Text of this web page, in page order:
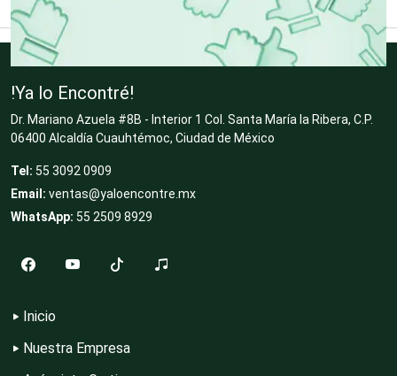
Clínicas de Rehabilitación
Clubes Deportivos
Cocinas Integrales
Compresores de aire
!Ya lo Encontré!
Dr. Mariano Azuela #8B - Interior 1 Col. Santa María la Ribera, C.P.
06400 Alcaldía Cuauhtémoc, Ciudad de México
Tel: 55 3092 0909
Email: ventas@yaloencontre.mx
WhatsApp: 55 2509 8929
Inicio
Nuestra Empresa